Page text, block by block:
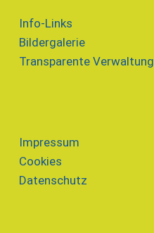
Info-Links
Bildergalerie
Transparente Verwaltung
Impressum
Cookies
Datenschutz